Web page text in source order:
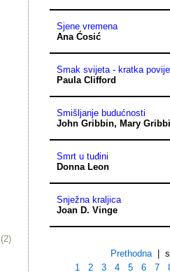
(2)
Sjene vremena
Ana Ćosić
Smak svijeta - kratka
Paula Clifford
Smišljanje budućnosti
John Gribbin, Mary
Smrt u tuđini
Donna Leon
Snježna kraljica
Joan D. Vinge
Prethodna|
1
2 3 4 5 6 7